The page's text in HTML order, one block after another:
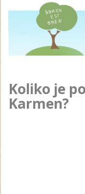
Koliko je
Karmen?